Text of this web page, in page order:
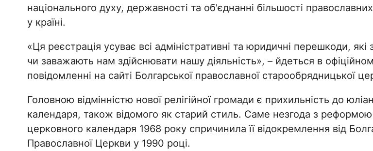
національного духу, державності та об'єднанні більшості
у країні.
«Ця реєстрація усуває всі адміністративні та юридичні перешкоди, які
чи заважають нам здійснювати нашу діяльність», – йдеться в
повідомленні на сайті Болгарської православної старообрядницької
Головною відмінністю нової релігійної громади є прихильність до
календаря, також відомого як старий стиль. Саме незгода з реформою
церковного календаря 1968 року спричинила її відокремлення від
Православної Церкви у 1990 році.